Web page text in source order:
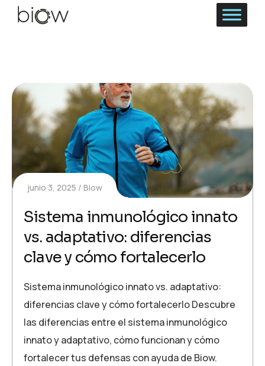
junio 3, 2025 Biow
Sistema inmunológico innato
vs. adaptativo: diferencias
clave y cómo fortalecerlo
Sistema inmunológico innato vs. adaptativo:
diferencias clave y cómo fortalecerlo Descubre
las diferencias entre el sistema inmunológico
innato y adaptativo, cómo funcionan y cómo
fortalecer tus defensas con ayuda de Biow.